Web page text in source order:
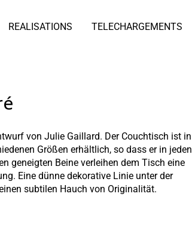
REALISATIONS TELECHARGEMENTS
von Julie Gaillard. Der Couchtisch ist in
Größen erhältlich, so dass er in jeden
geneigten Beine verleihen dem Tisch eine
Eine dünne dekorative Linie unter der
subtilen Hauch von Originalität.